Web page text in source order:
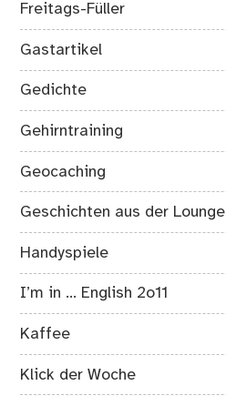
Freitags-Füller
Gastartikel
Gedichte
Gehirntraining
Geocaching
Geschichten aus der Lounge
Handyspiele
I’m in … English 2o11
Kaffee
Klick der Woche